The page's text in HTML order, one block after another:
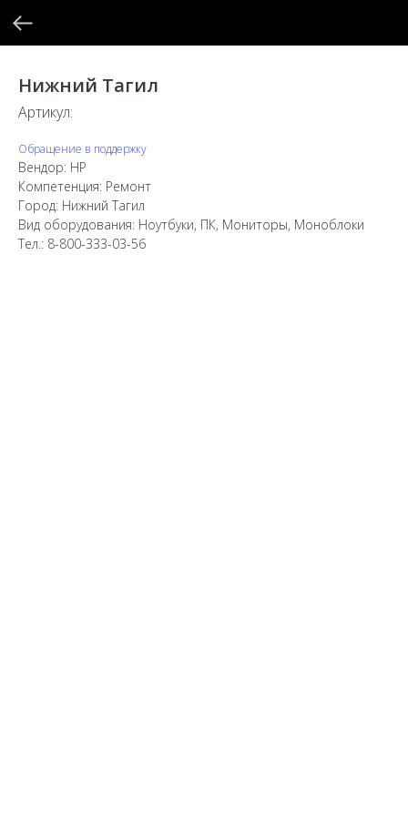
Нижний Тагил
Артикул:
Обращение в поддержку
Вендор: HP
Компетенция: Ремонт
Город: Нижний Тагил
Вид оборудования: Ноутбуки, ПК, Мониторы, Моноблоки
Тел.: 8-800-333-03-56